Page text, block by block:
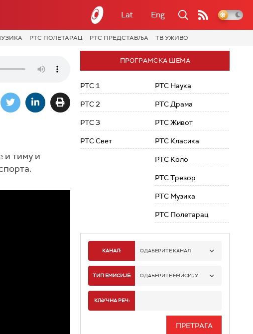
Lat Eng
РТС ПОЛЕТАРАЦ РТС ПРЕДСТАВЉА ТВ УЖИВО
и тиму и
ПРОГРАМСКА ШЕМА
РТС 1
РТС 2
РТС 3
РТС Свет
РТС Наука
РТС Драма
РТС Живот
РТС Класика
РТС Коло
РТС Трезор
РТС Музика
РТС Полетарац
КАНАЛ: ОДАБЕРИТЕ КАНАЛ
РТС 1
РТС 3
ТИП ЕМИСИЈЕ: ОДАБЕРИТЕ ЕМИСИЈУ
КЉУЧНА РЕЧ: